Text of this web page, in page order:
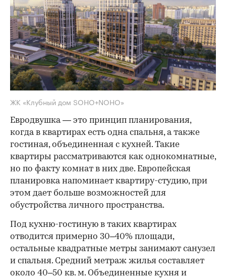
ЖК «Клубный дом SOHO+NOHO»
Евродвушка — это принцип планирования,
когда в квартирах есть одна спальня, а также
гостиная, объединенная с кухней. Такие
квартиры рассматриваются как однокомнатные,
но по факту комнат в них две. Европейская
планировка напоминает квартиру-студию, при
этом дает больше возможностей для
обустройства личного пространства.
Под кухню-гостиную в таких квартирах
отводится примерно 30–40% площади,
остальные квадратные метры занимают санузел
и спальня. Средний метраж жилья составляет
около 40–50 кв. м. Объединенные кухня и